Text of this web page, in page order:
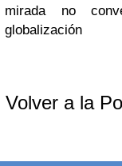
mirada no
globalización
Volver a la